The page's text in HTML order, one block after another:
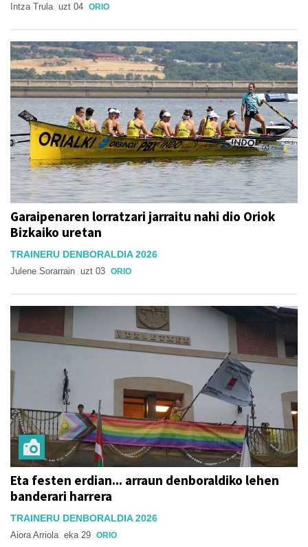
Intza Trula uzt 04 ORIO
Garaipenaren lorratzari jarraitu nahi dio Oriok
Bizkaiko uretan
TRAINERU DENBORALDIA 2026
Julene Sorarrain uzt 03 ORIO
Eta festen erdian... arraun denboraldiko lehen
banderari harrera
TRAINERU DENBORALDIA 2026
Aiora Arriola eka 29 ORIO